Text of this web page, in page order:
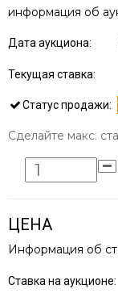
информация об
Дата аукциона:
Текущая ставка:
Статус продажи:
Сделайте макс.
ЦЕНА
Информация об
Ставка на аукционе: